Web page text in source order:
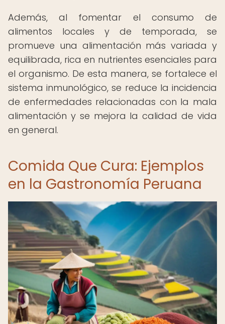
Además, al fomentar el consumo de
alimentos locales y de temporada, se
promueve una alimentación más variada y
equilibrada, rica en nutrientes esenciales para
el organismo. De esta manera, se fortalece el
sistema inmunológico, se reduce la incidencia
de enfermedades relacionadas con la mala
alimentación y se mejora la calidad de vida
en general.
Comida Que Cura: Ejemplos
en la Gastronomía Peruana